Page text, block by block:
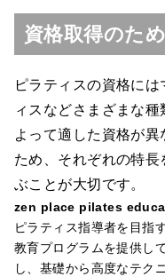
資格取得のた
ピラティスの資格に
ィスなどさまざまな
よって適した資格が
ため、それぞれの特
ぶことが大切です。
zen place pilates
ピラティス指導者を目指
教育プログラムを提供し
し、基礎から高度なテク